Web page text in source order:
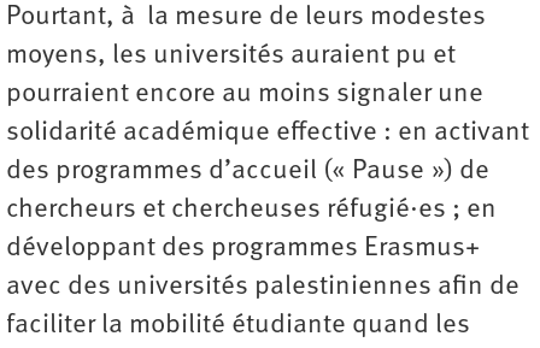
Pourtant, à la mesure de leurs modestes
moyens, les universités auraient pu et
pourraient encore au moins signaler une
solidarité académique effective : en activant
des programmes d’accueil (« Pause ») de
chercheurs et chercheuses réfugié·es ; en
développant des programmes Erasmus+
avec des universités palestiniennes afin de
faciliter la mobilité étudiante quand les